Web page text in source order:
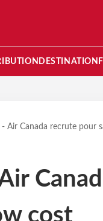
DESTINATION
- Air Canada recrute pour
cost